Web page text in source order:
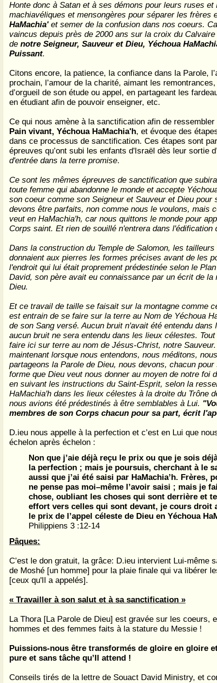
Honte donc à Satan et à ses démons pour leurs ruses
machiavéliques et mensongères pour séparer les frères
HaMachia'et semer de la confusion dans nos coeurs.
vaincus depuis près de 2000 ans sur la croix du
de notre Seigneur, Sauveur et Dieu, Yéchoua
Puissant.
Citons encore, la patience, la confiance dans la Parole,
prochain, l’amour de la charité, aimant les
d’orgueil de son étude ou appel, en partageant les
en étudiant afin de pouvoir enseigner, etc.
Ce qui nous amène à la sanctification afin de
Pain vivant, Yéchoua HaMachia'h, et évoque des
dans ce processus de sanctification. Ces étapes sont
épreuves qu’ont subi les enfants d'Israël dès leur sortie
d'entrée dans la terre promise.
Ce sont les mêmes épreuves de sanctification que
toute femme qui abandonne le monde et accepte
son coeur comme son Seigneur et Sauveur et Dieu pour
devons être parfaits, non comme nous le voulons, mais
veut en HaMachia'h, car nous quittons le monde pour
Corps saint. Et rien de souillé n'entrera dans l'édification
Dans la construction du Temple de Salomon, les
donnaient aux pierres les formes précises avant de les
l'endroit qui lui était proprement prédestinée selon le
David, son père avait eu connaissance par un écrit de la
Dieu.
Et ce travail de taille se faisait sur la montagne comme
est entrain de se faire sur la terre au Nom de Yéchoua
de son Sang versé. Aucun bruit n'avait été entendu dans
aucun bruit ne sera entendu dans les lieux célestes.
faire ici sur terre au nom de Jésus-Christ, notre
maintenant lorsque nous entendons, nous méditons,
partageons la Parole de Dieu, nous devons, chacun
forme que Dieu veut nous donner au moyen de notre foi
en suivant les instructions du Saint-Esprit, selon la
HaMachia'h dans les lieux célestes à la droite du Trône
nous avions été prédestinés à être semblables à Lui.
membres de son Corps chacun pour sa part, écrit
D.ieu nous appelle à la perfection et c’est en Lui que
échelon après échelon :
Non que j’aie déjà reçu le prix ou que je sois
la perfection ; mais je poursuis, cherchant à le
aussi que j’ai été saisi par HaMachia’h. Frères,
ne pense pas moi–même l’avoir saisi ; mais je
chose, oubliant les choses qui sont derrière et
effort vers celles qui sont devant, je cours droit
le prix de l’appel céleste de Dieu en Yéchoua
Philippiens 3 :12-14
Pâques:
C’est le don gratuit, la grâce: D.ieu intervient Lui-même
de Moshé [un homme] pour la plaie finale qui va libérer
[ceux qu'Il a appelés].
« Travailler à son salut et à sa sanctification »
La Thora [La Parole de Dieu] est gravée sur les coeurs,
hommes et des femmes faits à la stature du Messie !
Puissions-nous être transformés de gloire en gloire
pure et sans tâche qu’Il attend !
Conseils tirés de la lettre de Souact David Ministry, et